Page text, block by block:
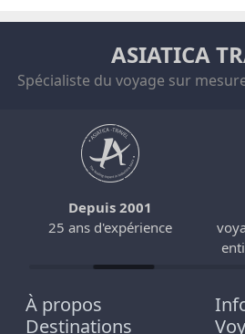
ASIATICA
Spécialiste du voyage sur
Depuis 2001
25 ans d'expérience
À propos
Destinations